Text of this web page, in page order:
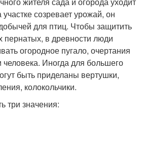
созревает урожай, он
для птиц. Чтобы защитить
пернатых, в древности люди
огородное пугало, очертания
человека. Иногда для большего
быть приделаны вертушки,
колокольчики.
три значения: